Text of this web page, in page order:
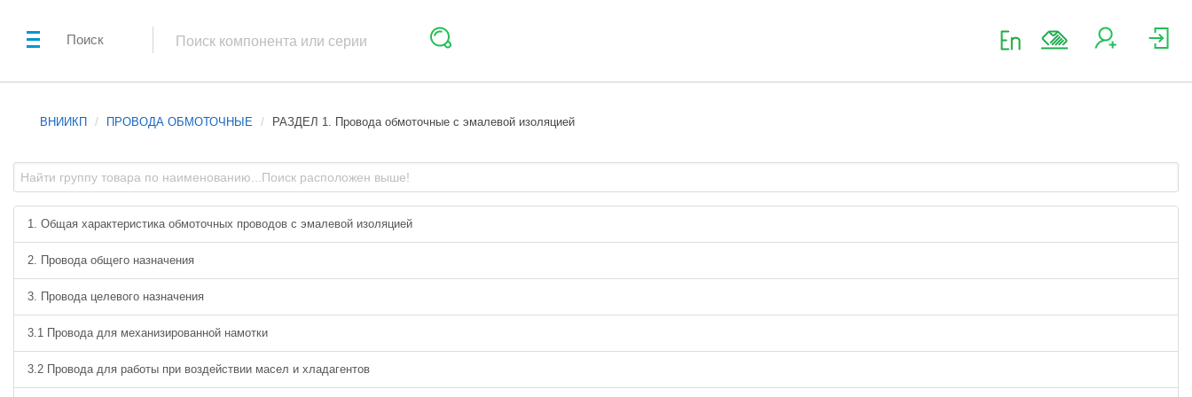
Поиск
ВНИИКП ПРОВОДА ОБМОТОЧНЫЕ РАЗДЕЛ 1. Провода обмоточные с эмалевой изоляцией
1. Общая характеристика обмоточных проводов с эмалевой изоляцией
2. Провода общего назначения
3. Провода целевого назначения
3.1 Провода для механизированной намотки
3.2 Провода для работы при воздействии масел и хладагентов